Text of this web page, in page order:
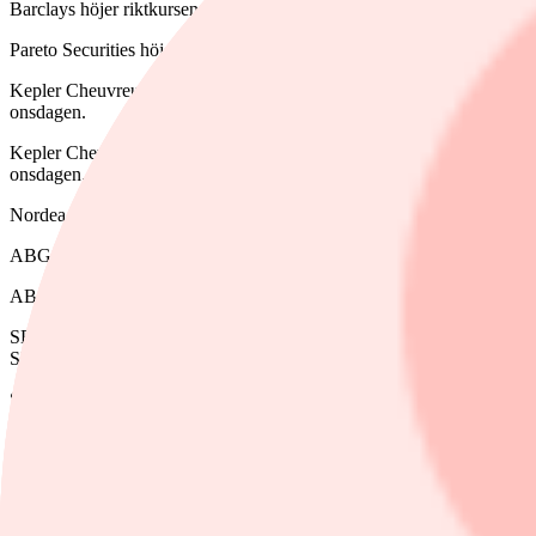
Barclays höjer riktkursen för Nordea till 76,68 kronor (75,60),
Pareto Securities höjer sin rekommendation för Billerud Korsnäs till
Kepler Cheuvreux höjer sin rekommendation för SEB till behåll från
onsdagen.
Kepler Cheuvreux höjer riktkursen för BHG till 170 kronor från 145
onsdagen.
Nordea inleder bevakning på Fasadgruppen med rekommendationen
ABG Sundal Collier höjer riktkursen för Sinch till 1 550 kronor (1
ABG Sundal Collier sänker riktkursen för Intrum till 240 kronor
SEB Equities höjer riktkursen för Fortnox till 492 kronor från 470
SEB inledde bevakning av affärssystemsbolaget så snet som den 13
SEB sänker riktkursen för Ericsson till 105 kronor (106), upprepar